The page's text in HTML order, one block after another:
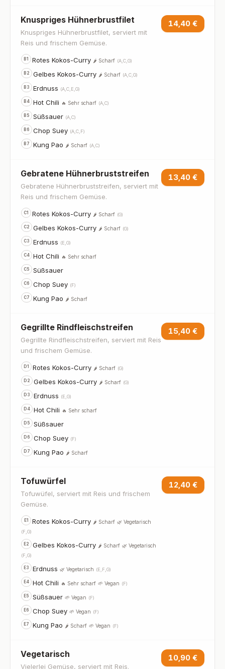
Knuspriges Hühnerbrustfilet
Knuspriges Hühnerbrustfilet, serviert mit
Reis und frischem Gemüse.
B1 Rotes Kokos-Curry 🌶️ Scharf (A,C,G)
B2 Gelbes Kokos-Curry 🌶️ Scharf (A,C,G)
B3 Erdnuss (A,C,E,G)
B4 Hot Chili 🔥 Sehr scharf (A,C)
B5 Süßsauer (A,C)
B6 Chop Suey (A,C,F)
B7 Kung Pao 🌶️ Scharf (A,C)
14,40 €
Gebratene Hühnerbruststreifen
Gebratene Hühnerbruststreifen, serviert mit
Reis und frischem Gemüse.
C1 Rotes Kokos-Curry 🌶️ Scharf (G)
C2 Gelbes Kokos-Curry 🌶️ Scharf (G)
C3 Erdnuss (E,G)
C4 Hot Chili 🔥 Sehr scharf
C5 Süßsauer
C6 Chop Suey (F)
C7 Kung Pao 🌶️ Scharf
13,40 €
Gegrillte Rindfleischstreifen
Gegrillte Rindfleischstreifen, serviert mit Reis
und frischem Gemüse.
D1 Rotes Kokos-Curry 🌶️ Scharf (G)
D2 Gelbes Kokos-Curry 🌶️ Scharf (G)
D3 Erdnuss (E,G)
D4 Hot Chili 🔥 Sehr scharf
D5 Süßsauer
D6 Chop Suey (F)
D7 Kung Pao 🌶️ Scharf
15,40 €
Tofuwürfel
Tofuwüfel, serviert mit Reis und frischem
Gemüse.
E1 Rotes Kokos-Curry 🌶️ Scharf 🌿 Vegetarisch
(F,G)
E2 Gelbes Kokos-Curry 🌶️ Scharf 🌿 Vegetarisch
(F,G)
E3 Erdnuss 🌿 Vegetarisch (E,F,G)
E4 Hot Chili 🔥 Sehr scharf 🌱 Vegan (F)
E5 Süßsauer 🌱 Vegan (F)
E6 Chop Suey 🌱 Vegan (F)
E7 Kung Pao 🌶️ Scharf 🌱 Vegan (F)
12,40 €
Vegetarisch
Vielerlei Gemüse, serviert mit Reis.
10,90 €